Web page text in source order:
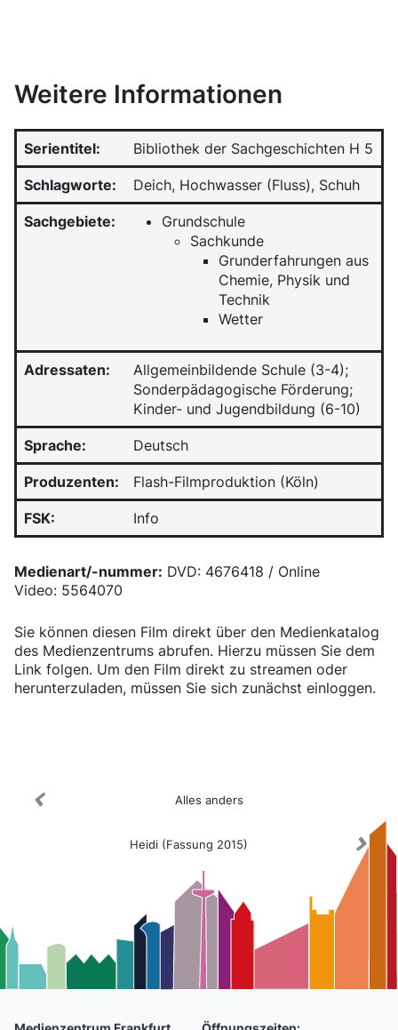
Weitere Informationen
Serientitel: Bibliothek der Sachgeschichten H 5
Schlagworte: Deich, Hochwasser (Fluss), Schuh
Sachgebiete:
Grundschule
Sachkunde
Grunderfahrungen aus
Chemie, Physik und
Technik
Wetter
Adressaten:
Allgemeinbildende Schule (3-4);
Sonderpädagogische Förderung;
Kinder- und Jugendbildung (6-10)
Sprache: Deutsch
Produzenten: Flash-Filmproduktion (Köln)
FSK: Info
Medienart/-nummer: DVD: 4676418 / Online
Video: 5564070
Sie können diesen Film direkt über den Medienkatalog
des Medienzentrums abrufen. Hierzu müssen Sie dem
Link folgen. Um den Film direkt zu streamen oder
herunterzuladen, müssen Sie sich zunächst einloggen.
Alles anders
Heidi (Fassung 2015)